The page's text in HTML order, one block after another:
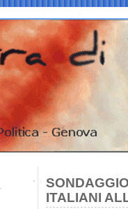
ITALIANI